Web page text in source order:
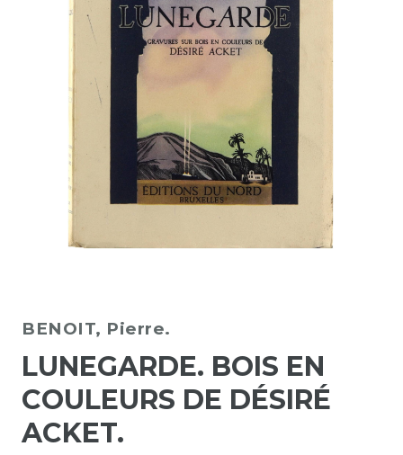
BENOIT, Pierre.
LUNEGARDE. BOIS EN
COULEURS DE DÉSIRÉ
ACKET.